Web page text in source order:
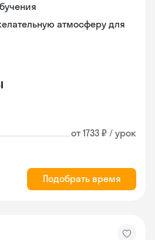
атмосферу для
от 1733 ₽ / урок
Подобрать время